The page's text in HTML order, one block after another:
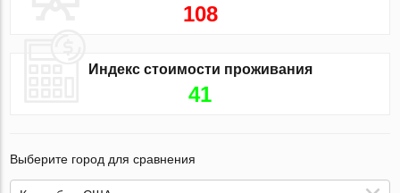
108
Индекс стоимости проживания
41
Выберите город для сравнения